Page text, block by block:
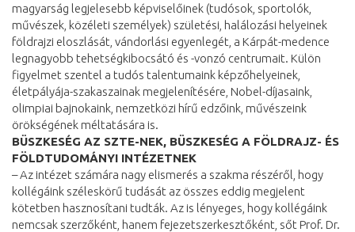
magyarság legjelesebb képviselőinek (tudósok, sportolók,
művészek, közéleti személyek) születési, halálozási helyeinek
földrajzi eloszlását, vándorlási egyenlegét, a Kárpát-medence
legnagyobb tehetségkibocsátó és -vonzó centrumait. Külön
figyelmet szentel a tudós talentumaink képzőhelyeinek,
életpályája-szakaszainak megjelenítésére, Nobel-díjasaink,
olimpiai bajnokaink, nemzetközi hírű edzőink, művészeink
örökségének méltatására is.
BÜSZKESÉG AZ SZTE-NEK, BÜSZKESÉG A FÖLDRAJZ- ÉS
FÖLDTUDOMÁNYI INTÉZETNEK
– Az intézet számára nagy elismerés a szakma részéről, hogy
kollégáink széleskörű tudását az összes eddig megjelent
kötetben hasznosítani tudták. Az is lényeges, hogy kollégáink
nemcsak szerzőként, hanem fejezetszerkesztőként, sőt Prof. Dr.